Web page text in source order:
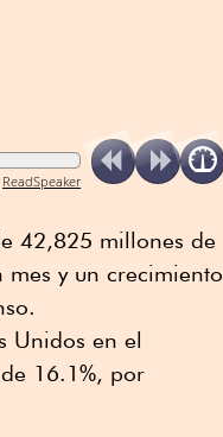
ReadSpeaker
42,825 millones de
y un crecimiento
Unidos en el
16.1%, por